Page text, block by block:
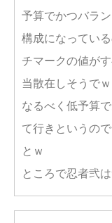
予算でかつバラ
構成になってい
チマークの値が
当散在しそうでｗ
なるべく低予算
て行きというの
とｗ
ところで忍者弐